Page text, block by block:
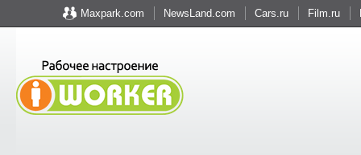
Maxpark.com NewsLand.com Cars.ru Film.ru